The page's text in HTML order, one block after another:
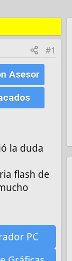
#1
Asesor
la duda
flash de
PC